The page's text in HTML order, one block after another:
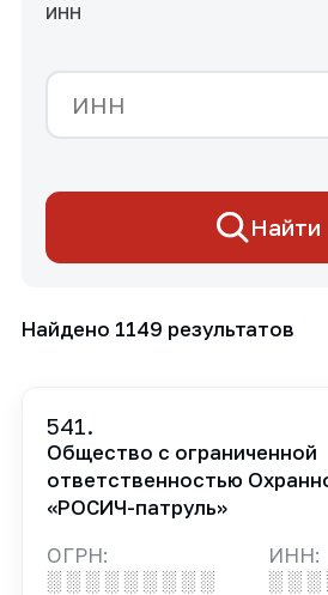
ИНН
Найти
Найдено 1149 результатов
541.
Общество с ограниченной
ответственностью
«РОСИЧ-патруль»
ОГРН:
░ ░ ░ ░ ░ ░ ░ ░ ░
ИНН:
░ ░ ░